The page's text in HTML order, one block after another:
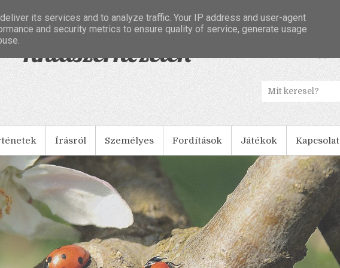
Tintaszerkezetek
Írásról Személyes Fordítások Játékok Kapcsolat
its services and to analyze traffic. Your IP address and user-agent
and security metrics to ensure quality of service, generate usage